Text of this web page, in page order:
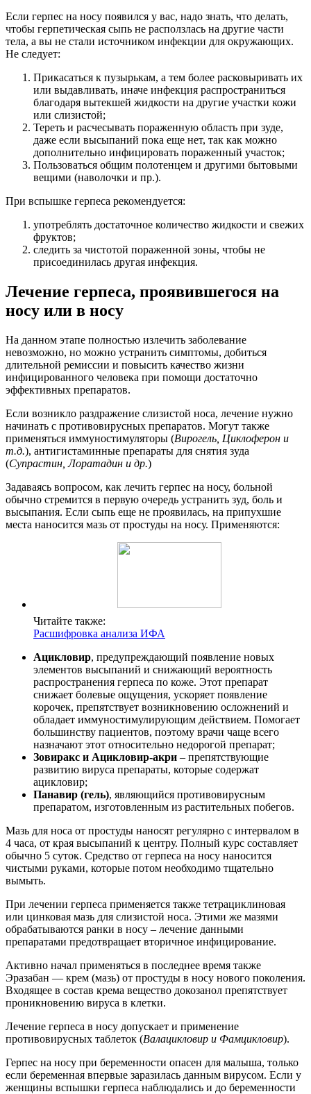
Если герпес на носу появился у вас, надо знать, что делать,
чтобы герпетическая сыпь не расползлась на другие части
тела, а вы не стали источником инфекции для окружающих.
Не следует:
Прикасаться к пузырькам, а тем более расковыривать их
или выдавливать, иначе инфекция распространиться
благодаря вытекшей жидкости на другие участки кожи
или слизистой;
Тереть и расчесывать пораженную область при зуде,
даже если высыпаний пока еще нет, так как можно
дополнительно инфицировать пораженный участок;
Пользоваться общим полотенцем и другими бытовыми
вещими (наволочки и пр.).
При вспышке герпеса рекомендуется:
употреблять достаточное количество жидкости и свежих
фруктов;
следить за чистотой пораженной зоны, чтобы не
присоединилась другая инфекция.
Лечение герпеса, проявившегося на
носу или в носу
На данном этапе полностью излечить заболевание
невозможно, но можно устранить симптомы, добиться
длительной ремиссии и повысить качество жизни
инфицированного человека при помощи достаточно
эффективных препаратов.
Если возникло раздражение слизистой носа, лечение нужно
начинать с противовирусных препаратов. Могут также
применяться иммуностимуляторы (Вирогель, Циклоферон и
т.д.), антигистаминные препараты для снятия зуда
(Супрастин, Лоратадин и др.)
Задаваясь вопросом, как лечить герпес на носу, больной
обычно стремится в первую очередь устранить зуд, боль и
высыпания. Если сыпь еще не проявилась, на припухшие
места наносится мазь от простуды на носу. Применяются:
Читайте также:
Расшифровка анализа ИФА
Ацикловир, предупреждающий появление новых
элементов высыпаний и снижающий вероятность
распространения герпеса по коже. Этот препарат
снижает болевые ощущения, ускоряет появление
корочек, препятствует возникновению осложнений и
обладает иммуностимулирующим действием. Помогает
большинству пациентов, поэтому врачи чаще всего
назначают этот относительно недорогой препарат;
Зовиракс и Ацикловир-акри – препятствующие
развитию вируса препараты, которые содержат
ацикловир;
Панавир (гель), являющийся противовирусным
препаратом, изготовленным из растительных побегов.
Мазь для носа от простуды наносят регулярно с интервалом в
4 часа, от края высыпаний к центру. Полный курс составляет
обычно 5 суток. Средство от герпеса на носу наносится
чистыми руками, которые потом необходимо тщательно
вымыть.
При лечении герпеса применяется также тетрациклиновая
или цинковая мазь для слизистой носа. Этими же мазями
обрабатываются ранки в носу – лечение данными
препаратами предотвращает вторичное инфицирование.
Активно начал применяться в последнее время также
Эразабан — крем (мазь) от простуды в носу нового поколения.
Входящее в состав крема вещество докозанол препятствует
проникновению вируса в клетки.
Лечение герпеса в носу допускает и применение
противовирусных таблеток (Валацикловир и Фамцикловир).
Герпес на носу при беременности опасен для малыша, только
если беременная впервые заразилась данным вирусом. Если у
женщины вспышки герпеса наблюдались и до беременности